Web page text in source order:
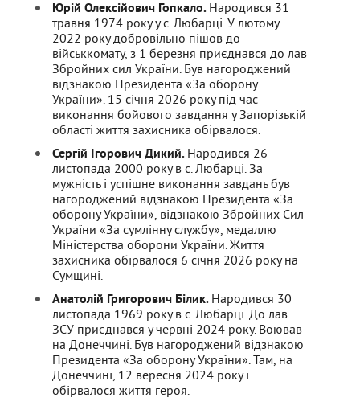
Юрій Олексійович Гопкало. Народився 31
травня 1974 року у с. Любарці. У лютому
2022 року добровільно пішов до
військкомату, з 1 березня приєднався до лав
Збройних сил України. Був нагороджений
відзнакою Президента «За оборону
України». 15 січня 2026 року під час
виконання бойового завдання у Запорізькій
області життя захисника обірвалося.
Сергій Ігорович Дикий. Народився 26
листопада 2000 року в с. Любарці. За
мужність і успішне виконання завдань був
нагороджений відзнакою Президента «За
оборону України», відзнакою Збройних Сил
України «За сумлінну службу», медаллю
Міністерства оборони України. Життя
захисника обірвалося 6 січня 2026 року на
Сумщині.
Анатолій Григорович Білик. Народився 30
листопада 1969 року в с. Любарці. До лав
ЗСУ приєднався у червні 2024 року. Воював
на Донеччині. Був нагороджений відзнакою
Президента «За оборону України». Там, на
Донеччині, 12 вересня 2024 року і
обірвалося життя героя.